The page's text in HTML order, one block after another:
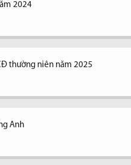
2024
thường niên năm 2025
Anh